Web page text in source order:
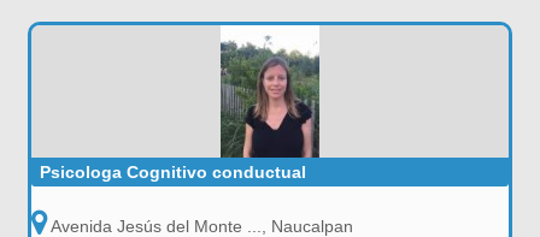
Psicologa Cognitivo conductual
Avenida Jesús del Monte ..., Naucalpan